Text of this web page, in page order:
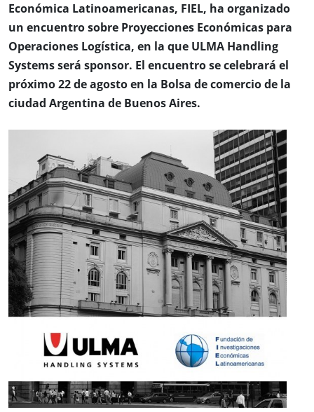
Económica Latinoamericanas, FIEL, ha organizado
un encuentro sobre Proyecciones Económicas para
Operaciones Logística, en la que ULMA Handling
Systems será sponsor. El encuentro se celebrará el
próximo 22 de agosto en la Bolsa de comercio de la
ciudad Argentina de Buenos Aires.